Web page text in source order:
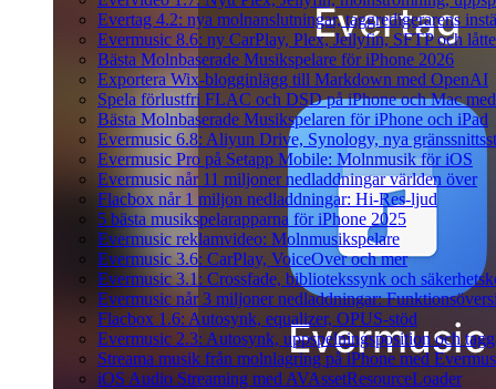
Evertag 4.2: nya molnanslutningar, taggredigerarens
Evermusic 8.6: ny CarPlay, Plex, Jellyfin, SFTP och
Bästa Molnbaserade Musikspelare för iPhone 2026
Exportera Wix-blogginlägg till Markdown med OpenAI
Spela förlustfri FLAC och DSD på iPhone och Mac
Bästa Molnbaserade Musikspelaren för iPhone och iPad
Evermusic 6.8: Aliyun Drive, Synology, nya
Evermusic Pro på Setapp Mobile: Molnmusik för iOS
Evermusic når 11 miljoner nedladdningar världen över
Flacbox når 1 miljon nedladdningar: Hi-Res-ljud
5 bästa musikspelarapparna för iPhone 2025
Evermusic reklamvideo: Molnmusikspelare
Evermusic 3.6: CarPlay, VoiceOver och mer
Evermusic 3.1: Crossfade, bibliotekssynk och
Evermusic når 3 miljoner nedladdningar:
Flacbox 1.6: Autosynk, equalizer, OPUS-stöd
Evermusic 2.3: Autosynk, uppspelningsposition och
Streama musik från molnlagring på iPhone med
iOS Audio Streaming med AVAssetResourceLoader